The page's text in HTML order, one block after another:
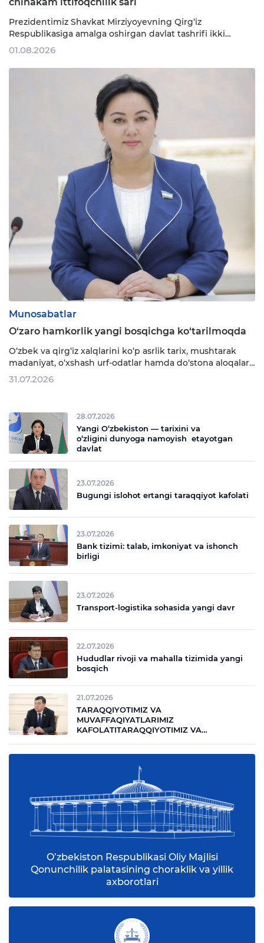
chinakam ittifoqchilik sari
Prezidentimiz Shavkat Mirziyoyevning Qirg‘iz
Respublikasiga amalga oshirgan davlat tashrifi ikki
tomonlama munosabatlarning yangi bosqichga
qardoshlik rishtalari yanada mustahkamlanayotganining
yorqin ifodasi bo‘ldi. So‘nggi yillarda Markaziy Osiyo
O‘zbekiston tashqi siyosatining ustuvor yo‘nalishiga
aylandi. Davlatimiz rahbari tomonidan …
01.08.2026
Munosabatlar
O‘zaro hamkorlik yangi bosqichga ko‘tarilmoqda
O‘zbek va qirg‘iz xalqlarini ko‘p asrlik tarix, mushtarak
madaniyat, o‘xshash urf-odatlar hamda do‘stona aloqalar
bog‘lab turadi. Keyingi yillarda ikki davlat rahbarlarining
yangi, yuksak bosqichga ko‘tarildi. Masalan, barcha
yo‘nalishlarda o‘zaro …
31.07.2026
28.07.2026
Yangi O‘zbekiston — tarixini va
o‘zligini dunyoga namoyish etayotgan
davlat
23.07.2026
Bugungi islohot ertangi taraqqiyot kafolati
23.07.2026
Bank tizimi: talab, imkoniyat va ishonch
birligi
23.07.2026
Transport-logistika sohasida yangi davr
22.07.2026
Hududlar rivoji va mahalla tizimida yangi
bosqich
21.07.2026
TARAQQIYOTIMIZ VA
MUVAFFAQIYATLARIMIZ
KAFOLATITARAQQIYOTIMIZ VA
MUVAFFAQIYATLARIMIZ KAFOLATI
O’zbekiston Respublikasi Oliy Majlisi
Qonunchilik palatasining choraklik va yillik
axborotlari